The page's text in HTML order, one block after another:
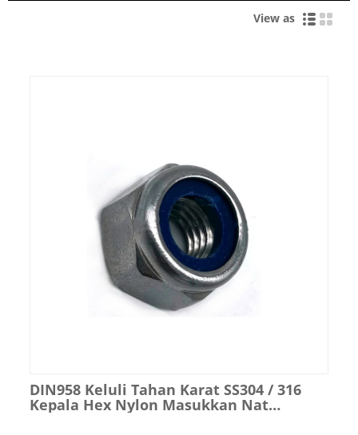
View as
DIN958 Keluli Tahan Karat SS304 / 316
Kepala Hex Nylon Masukkan Nat